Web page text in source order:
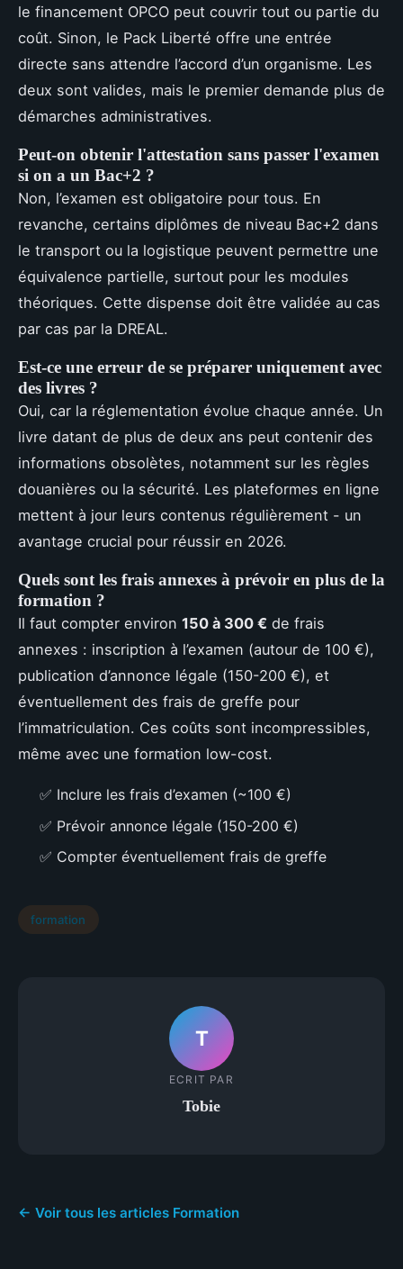
le financement OPCO peut couvrir tout ou partie du
coût. Sinon, le Pack Liberté offre une entrée
directe sans attendre l’accord d’un organisme. Les
deux sont valides, mais le premier demande plus de
démarches administratives.
Peut-on obtenir l'attestation sans passer l'examen
si on a un Bac+2 ?
Non, l’examen est obligatoire pour tous. En
revanche, certains diplômes de niveau Bac+2 dans
le transport ou la logistique peuvent permettre une
équivalence partielle, surtout pour les modules
théoriques. Cette dispense doit être validée au cas
par cas par la DREAL.
Est-ce une erreur de se préparer uniquement avec
des livres ?
Oui, car la réglementation évolue chaque année. Un
livre datant de plus de deux ans peut contenir des
informations obsolètes, notamment sur les règles
douanières ou la sécurité. Les plateformes en ligne
mettent à jour leurs contenus régulièrement - un
avantage crucial pour réussir en 2026.
Quels sont les frais annexes à prévoir en plus de la
formation ?
Il faut compter environ 150 à 300 € de frais
annexes : inscription à l’examen (autour de 100 €),
publication d’annonce légale (150-200 €), et
éventuellement des frais de greffe pour
l’immatriculation. Ces coûts sont incompressibles,
même avec une formation low-cost.
✅ Inclure les frais d’examen (~100 €)
✅ Prévoir annonce légale (150-200 €)
✅ Compter éventuellement frais de greffe
formation
T
ECRIT PAR
Tobie
← Voir tous les articles Formation